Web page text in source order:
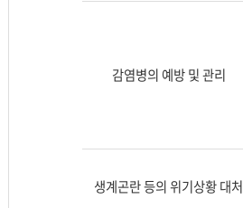
타
감염병의 예방 및 관리
생계곤란 등의 위기상황 대처